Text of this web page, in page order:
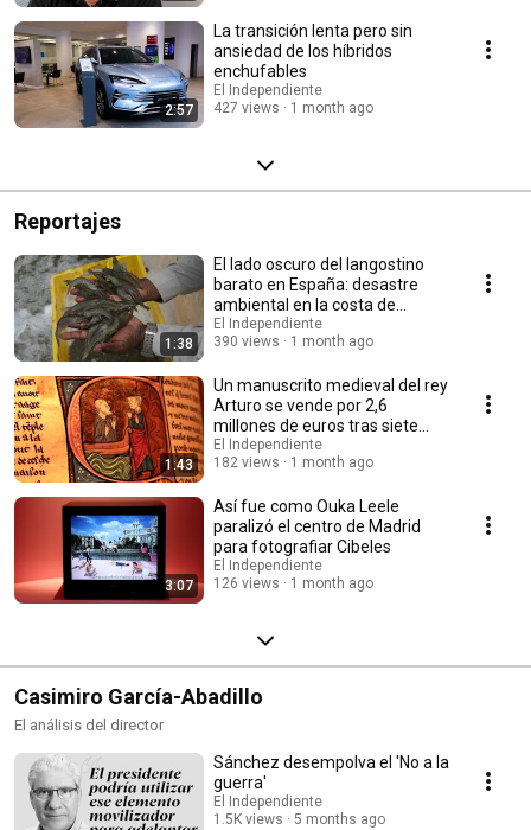
2:57
La transición lenta pero sin
ansiedad de los híbridos
enchufables
El Independiente
427 views
1 month ago
Reportajes
1:38
El lado oscuro del langostino
barato en España: desastre
ambiental en la costa de
Ecuador
El Independiente
390 views
1 month ago
1:43
Un manuscrito medieval del rey
Arturo se vende por 2,6
millones de euros tras siete
siglos oculto
El Independiente
182 views
1 month ago
3:07
Así fue como Ouka Leele
paralizó el centro de Madrid
para fotografiar Cibeles
El Independiente
126 views
1 month ago
Casimiro García-Abadillo
El análisis del director
Sánchez desempolva el 'No a la
guerra'
El Independiente
1.5K views
5 months ago